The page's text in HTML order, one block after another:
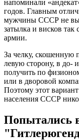
напоминали
годов. Главным
мужчины СССР не
затылка и висков так
армии.
За челку, скошенную
левую сторону, в до-
получить по
или в дворовой
Поэтому этот
населения СССР
Попытались